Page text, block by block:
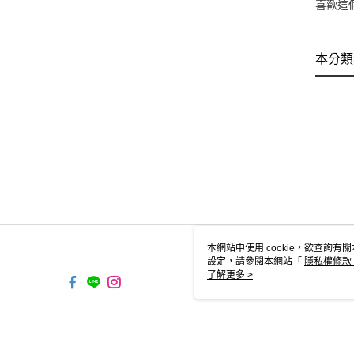
喜歡這
本分
本網站中使用 cookie，欲查詢有
設定，請參閱本網站「 隱私權條款
使用 cookie。
了解更多 >